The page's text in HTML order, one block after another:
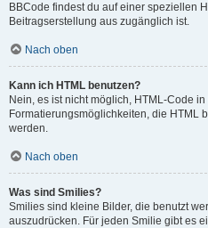
BBCode findest du auf einer speziellen
Beitragserstellung aus zugänglich ist.
Nach oben
Kann ich HTML benutzen?
Nein, es ist nicht möglich, HTML-Code
Formatierungsmöglichkeiten, die HTML
werden.
Nach oben
Was sind Smilies?
Smilies sind kleine Bilder, die benutzt
auszudrücken. Für jeden Smilie gibt es